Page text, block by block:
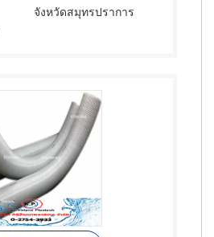
จังหวัดสมุทรปราการ